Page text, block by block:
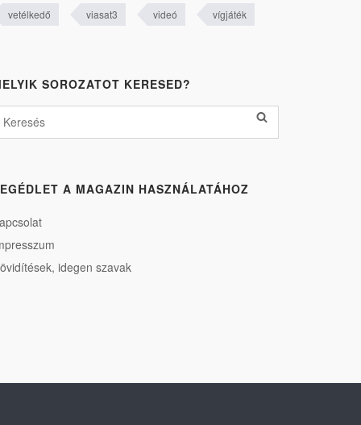
vetélkedő viasat3 videó vígjáték
SOROZATOT KERESED?
A MAGAZIN HASZNÁLATÁHOZ
idegen szavak